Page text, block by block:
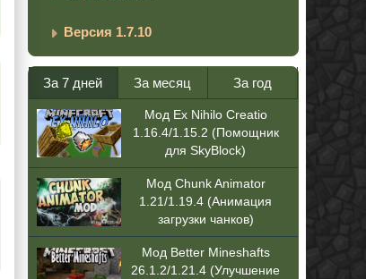
Версия 1.7.10
За 7 дней За месяц За год
Мод Ex Nihilo Creatio
1.16.4/1.15.2 (Помощник
для SkyBlock)
Мод Chunk Animator
1.21/1.19.4 (Анимация
загрузки чанков)
Мод Better Mineshafts
26.1.2/1.21.4 (Улучшение